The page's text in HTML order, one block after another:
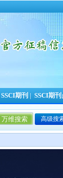
SSCI期刊 SSCI期
高级搜